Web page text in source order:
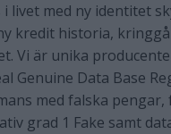
i livet med ny identitet
kredit historia,
Vi är unika
Genuine Data Base
med falska
grad 1 Fake samt